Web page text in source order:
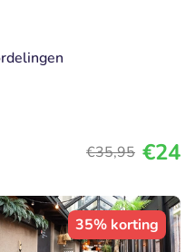
€35,95 €24
35% korting